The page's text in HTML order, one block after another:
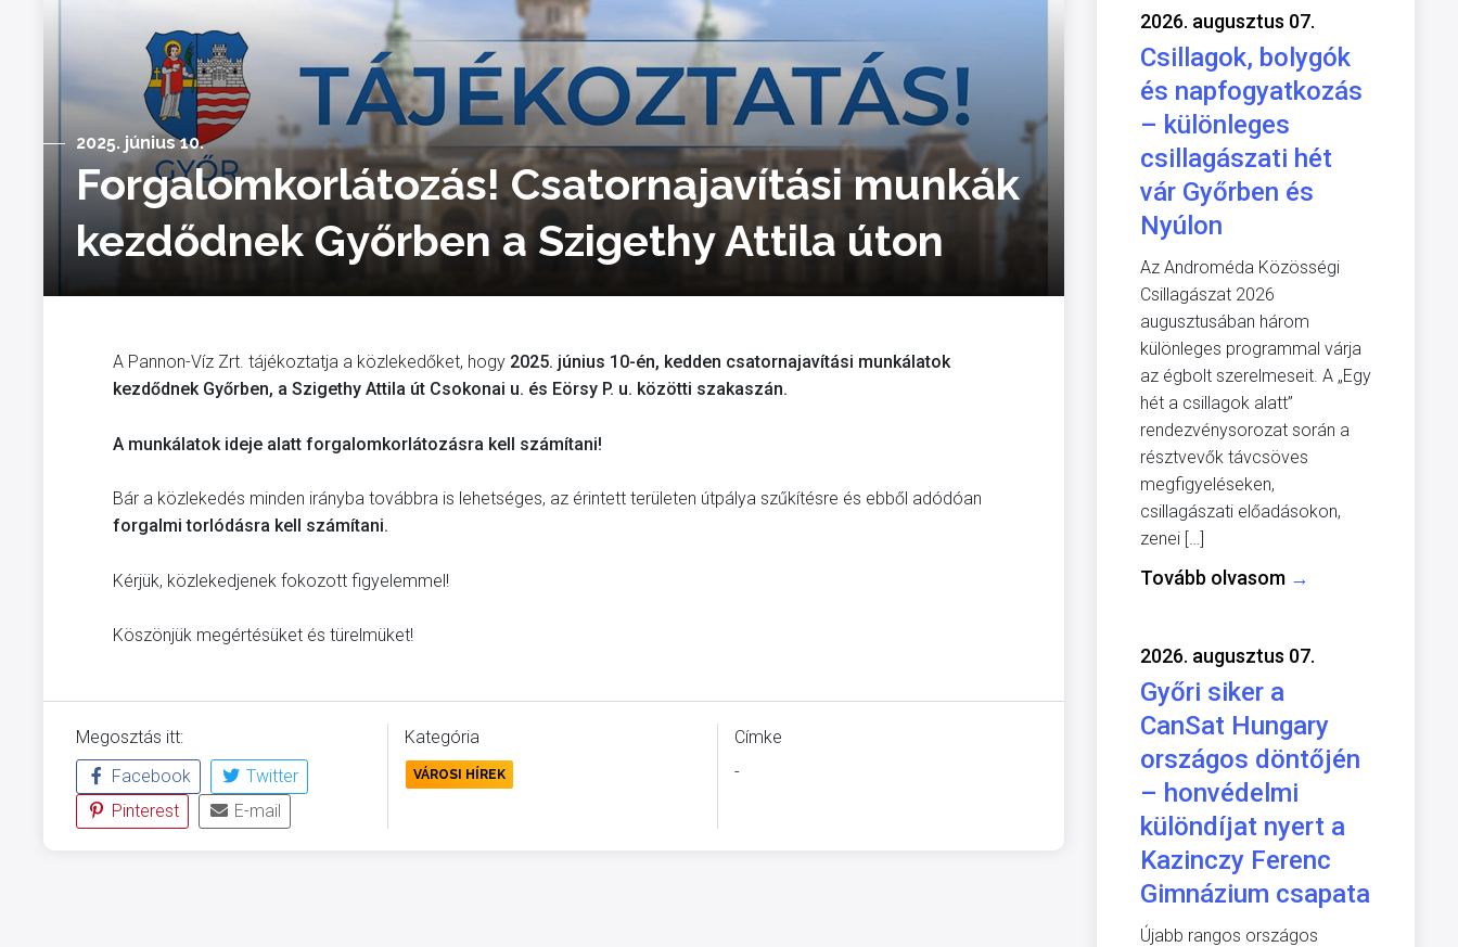
2025. június 10.
Forgalomkorlátozás! Csatornajavítási munkák
kezdődnek Győrben a Szigethy Attila úton
A Pannon-Víz Zrt. tájékoztatja a közlekedőket, hogy 2025. június 10-én, kedden csatornajavítási munkálatok
kezdődnek Győrben, a Szigethy Attila út Csokonai u. és Eörsy P. u. közötti szakaszán.
A munkálatok ideje alatt forgalomkorlátozásra kell számítani!
Bár a közlekedés minden irányba továbbra is lehetséges, az érintett területen útpálya szűkítésre és ebből adódóan
forgalmi torlódásra kell számítani.
Kérjük, közlekedjenek fokozott figyelemmel!
Köszönjük megértésüket és türelmüket!
Megosztás itt:
Facebook
Twitter
Pinterest
E-mail
Kategória
VÁROSI HÍREK
Címke
-
2026. augusztus 07.
Csillagok, bolygók
és napfogyatkozás
– különleges
csillagászati hét
vár Győrben és
Nyúlon
Az Androméda Közösségi
Csillagászat 2026
augusztusában három
különleges programmal várja
az égbolt szerelmeseit. A „Egy
hét a csillagok alatt”
rendezvénysorozat során a
résztvevők távcsöves
megfigyeléseken,
csillagászati előadásokon,
zenei […]
Tovább olvasom →
2026. augusztus 07.
Győri siker a
CanSat Hungary
országos döntőjén
– honvédelmi
különdíjat nyert a
Kazinczy Ferenc
Gimnázium csapata
Újabb rangos országos